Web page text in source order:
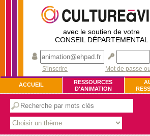
avec le soutien de votre
CONSEIL DÉPARTEMENTAL
S'inscrire
Mot de passe
ACCUEIL
RESSOURCES
D'ANIMATION